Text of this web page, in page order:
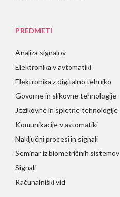
PREDMETI
Analiza signalov
Elektronika v avtomatiki
Elektronika z digitalno tehniko
Govorne in slikovne tehnologije
Jezikovne in spletne tehnologije
Komunikacije v avtomatiki
Naključni procesi in signali
Seminar iz biometričnih sistemov
Signali
Računalniški vid